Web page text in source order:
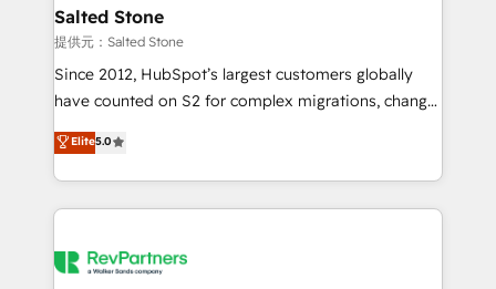
we turn complexity into clarity, human at global
scale. 🏆 HubSpot’s CEO called us “the partner of the
future.” Others agree it is proof of trust built through
measurable impact.
Salted Stone
提供元：Salted Stone
Since 2012, HubSpot’s largest customers globally
have counted on S2 for complex migrations, change
management, systems integration, and creative
solutions that deliver measurable impact and
transform brand experiences As one of the few full-
service creative agencies in the HubSpot
winning design to build scalable, globally
Elite5.0